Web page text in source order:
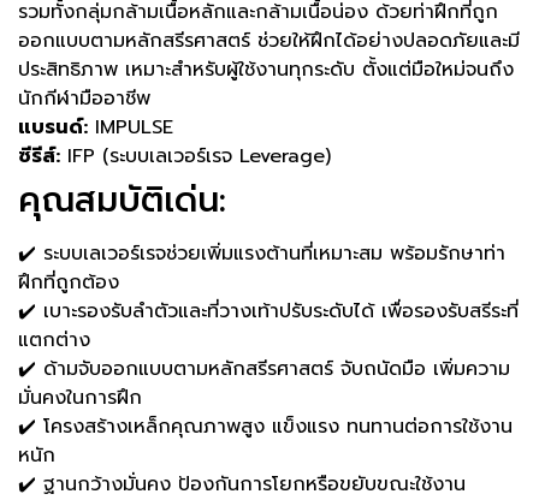
รวมทั้งกลุ่มกล้ามเนื้อหลักและกล้ามเนื้อน่อง ด้วยท่าฝึกที่ถูก
ออกแบบตามหลักสรีรศาสตร์ ช่วยให้ฝึกได้อย่างปลอดภัยและมี
ประสิทธิภาพ เหมาะสำหรับผู้ใช้งานทุกระดับ ตั้งแต่มือใหม่จนถึง
นักกีฬามืออาชีพ
แบรนด์: IMPULSE
ซีรีส์: IFP (ระบบเลเวอร์เรจ Leverage)
คุณสมบัติเด่น:
✔️ ระบบเลเวอร์เรจช่วยเพิ่มแรงต้านที่เหมาะสม พร้อมรักษาท่า
ฝึกที่ถูกต้อง
✔️ เบาะรองรับลำตัวและที่วางเท้าปรับระดับได้ เพื่อรองรับสรีระที่
แตกต่าง
✔️ ด้ามจับออกแบบตามหลักสรีรศาสตร์ จับถนัดมือ เพิ่มความ
มั่นคงในการฝึก
✔️ โครงสร้างเหล็กคุณภาพสูง แข็งแรง ทนทานต่อการใช้งาน
หนัก
✔️ ฐานกว้างมั่นคง ป้องกันการโยกหรือขยับขณะใช้งาน